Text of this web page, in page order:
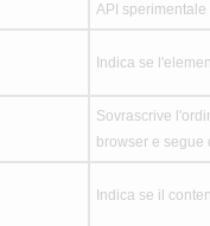
API
Indica se
Sovrascrive
browser e segue
Indica se il